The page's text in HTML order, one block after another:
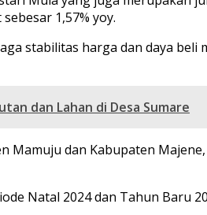
1,57% yoy.
stabilitas harga dan daya
dan Lahan di Desa Sumare
dan Kabupaten
Natal 2024 dan Tahun Baru